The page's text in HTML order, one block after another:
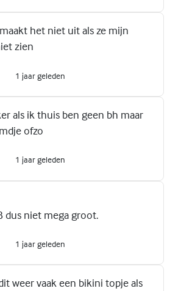
het niet uit als ze mijn
zien
1 jaar geleden
als ik thuis ben geen bh maar
ofzo
1 jaar geleden
dus niet mega groot.
1 jaar geleden
weer vaak een bikini topje als